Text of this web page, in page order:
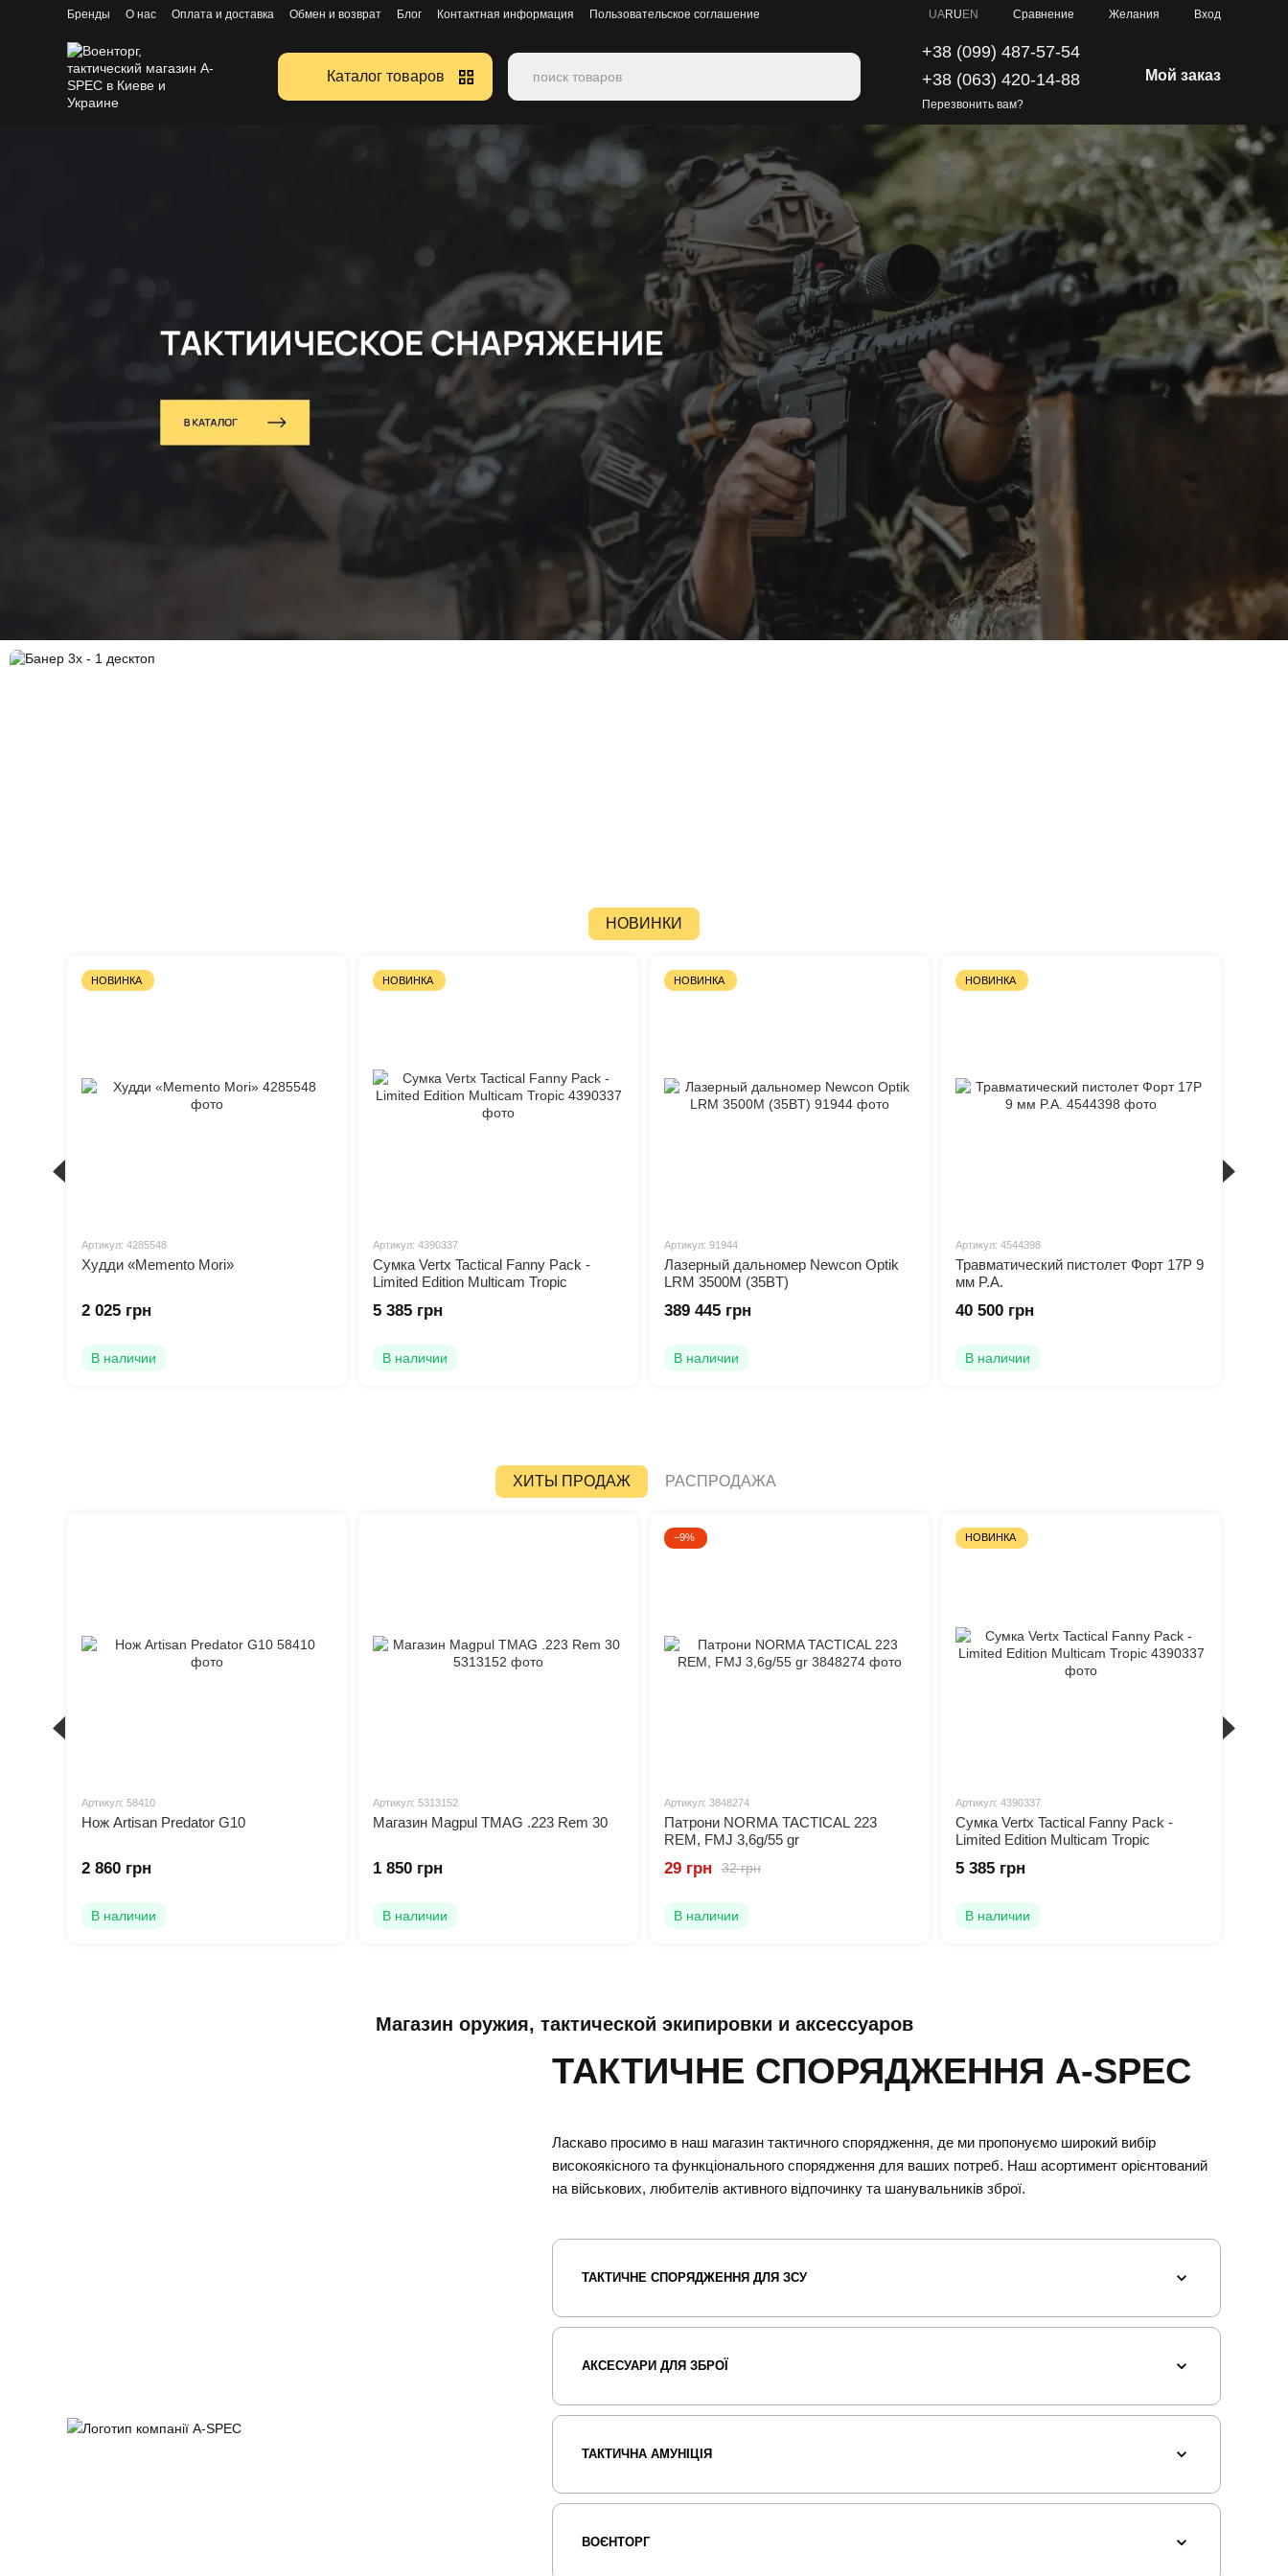
Перейти к основному контенту
Бренды О нас Оплата и доставка Обмен и возврат Блог Контактная информация
Пользовательское соглашение
UARU EN Сравнение Желания Вход
Каталог товаров
+38 (099) 487-57-54
+38 (063) 420-14-88
Перезвонить вам?
Мой заказ
НОВИНКИ
НОВИНКА
Артикул: 4285548
Худди «Memento Mori»
2 025 грн
В наличии
НОВИНКА
Артикул: 4390337
Сумка Vertx Tactical Fanny Pack -
Limited Edition Multicam Tropic
5 385 грн
В наличии
НОВИНКА
Артикул: 91944
Лазерный дальномер Newcon Optik
LRM 3500M (35BT)
389 445 грн
В наличии
НОВИНКА
Артикул: 4544398
Травматический пистолет Форт 17Р 9
мм P.A.
40 500 грн
В наличии
ХИТЫ ПРОДАЖ РАСПРОДАЖА
Артикул: 58410
Нож Artisan Predator G10
2 860 грн
В наличии
Артикул: 5313152
Магазин Magpul TMAG .223 Rem 30
1 850 грн
В наличии
−9%
Артикул: 3848274
Патрони NORMA TACTICAL 223
REM, FMJ 3,6g/55 gr
32 грн
29 грн
В наличии
НОВИНКА
Артикул: 4390337
Сумка Vertx Tactical Fanny Pack -
Limited Edition Multicam Tropic
5 385 грн
В наличии
Магазин оружия, тактической экипировки и аксессуаров
ТАКТИЧНЕ СПОРЯДЖЕННЯ A-SPEC
Ласкаво просимо в наш магазин тактичного спорядження, де ми пропонуємо широкий вибір
високоякісного та функціонального спорядження для ваших потреб. Наш асортимент орієнтований
на військових, любителів активного відпочинку та шанувальників зброї.
ТАКТИЧНЕ СПОРЯДЖЕННЯ ДЛЯ ЗСУ
АКСЕСУАРИ ДЛЯ ЗБРОЇ
ТАКТИЧНА АМУНІЦІЯ
ВОЄНТОРГ